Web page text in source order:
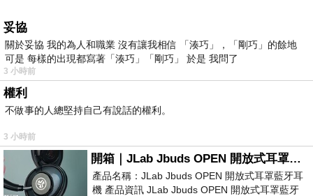
妥協
關於妥協 我的為人和職業 沒有讓我相信 「湊巧」，「剛巧」的餘地
可是 每樣的出現都寫著「湊巧」「剛巧」 於是 我問了
3 小時前
權利
不做事的人總堅持自己有說話的權利。
3 小時前
開箱｜JLab Jbuds OPEN 開放式耳罩藍牙耳機 - 設計美學，輕巧、透氣、環境音全物理達成！
產品名稱：JLab Jbuds OPEN 開放式耳罩藍牙耳
機 產品資訊 JLab Jbuds OPEN 開放式耳罩藍牙